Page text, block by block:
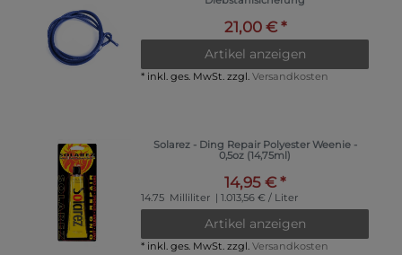
21,00 € *
Artikel anzeigen
* inkl. ges. MwSt. zzgl.Versandkosten
Solarez - Ding Repair Polyester Weenie -
0,5oz (14,75ml)
14,95 € *
14.75 Milliliter | 1.013,56 € / Liter
Artikel anzeigen
* inkl. ges. MwSt. zzgl.Versandkosten